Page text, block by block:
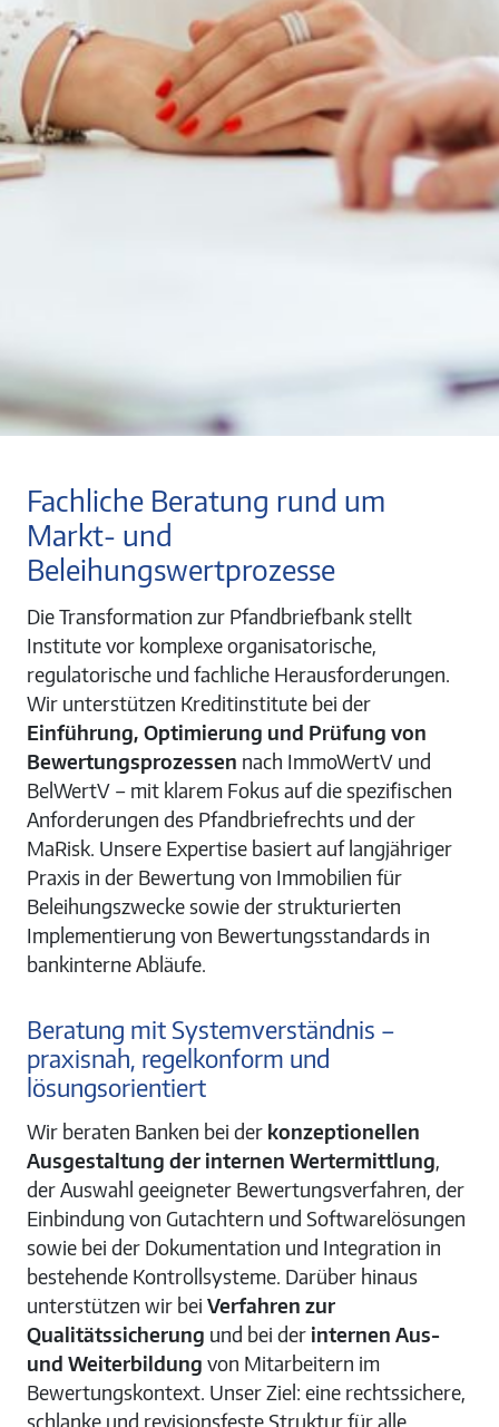
Fachliche Beratung rund um
Markt- und
Beleihungswertprozesse
Die Transformation zur Pfandbriefbank stellt
Institute vor komplexe organisatorische,
regulatorische und fachliche Herausforderungen.
Wir unterstützen Kreditinstitute bei der
Einführung, Optimierung und Prüfung von
Bewertungsprozessen nach ImmoWertV und
BelWertV – mit klarem Fokus auf die spezifischen
Anforderungen des Pfandbriefrechts und der
MaRisk. Unsere Expertise basiert auf langjähriger
Praxis in der Bewertung von Immobilien für
Beleihungszwecke sowie der strukturierten
Implementierung von Bewertungsstandards in
bankinterne Abläufe.
Beratung mit Systemverständnis –
praxisnah, regelkonform und
lösungsorientiert
Wir beraten Banken bei der konzeptionellen
Ausgestaltung der internen Wertermittlung,
der Auswahl geeigneter Bewertungsverfahren, der
Einbindung von Gutachtern und Softwarelösungen
sowie bei der Dokumentation und Integration in
bestehende Kontrollsysteme. Darüber hinaus
unterstützen wir bei Verfahren zur
Qualitätssicherung und bei der internen Aus-
und Weiterbildung von Mitarbeitern im
Bewertungskontext. Unser Ziel: eine rechtssichere,
schlanke und revisionsfeste Struktur für alle